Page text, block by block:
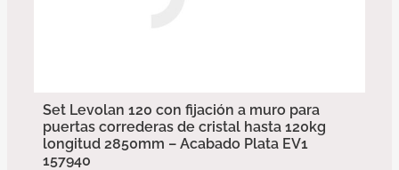
Set Levolan 120 con fijación a muro para
puertas correderas de cristal hasta 120kg
longitud 2850mm – Acabado Plata EV1
157940